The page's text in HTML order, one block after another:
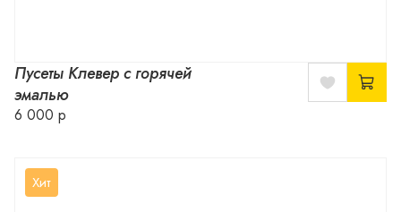
Пусеты Клевер с горячей
эмалью
6 000 р
Хит